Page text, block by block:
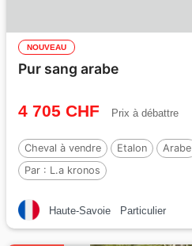
NOUVEAU
Pur sang arabe
4 705 CHF Prix à débattre
Cheval à vendre Etalon Arabe
Par : L.a kronos
Haute-Savoie Particulier